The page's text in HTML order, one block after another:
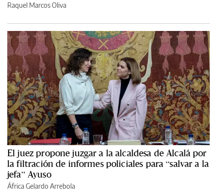
Raquel Marcos Oliva
El juez propone juzgar a la alcaldesa de Alcalá por
la filtración de informes policiales para “salvar a la
jefa” Ayuso
África Gelardo Arrebola